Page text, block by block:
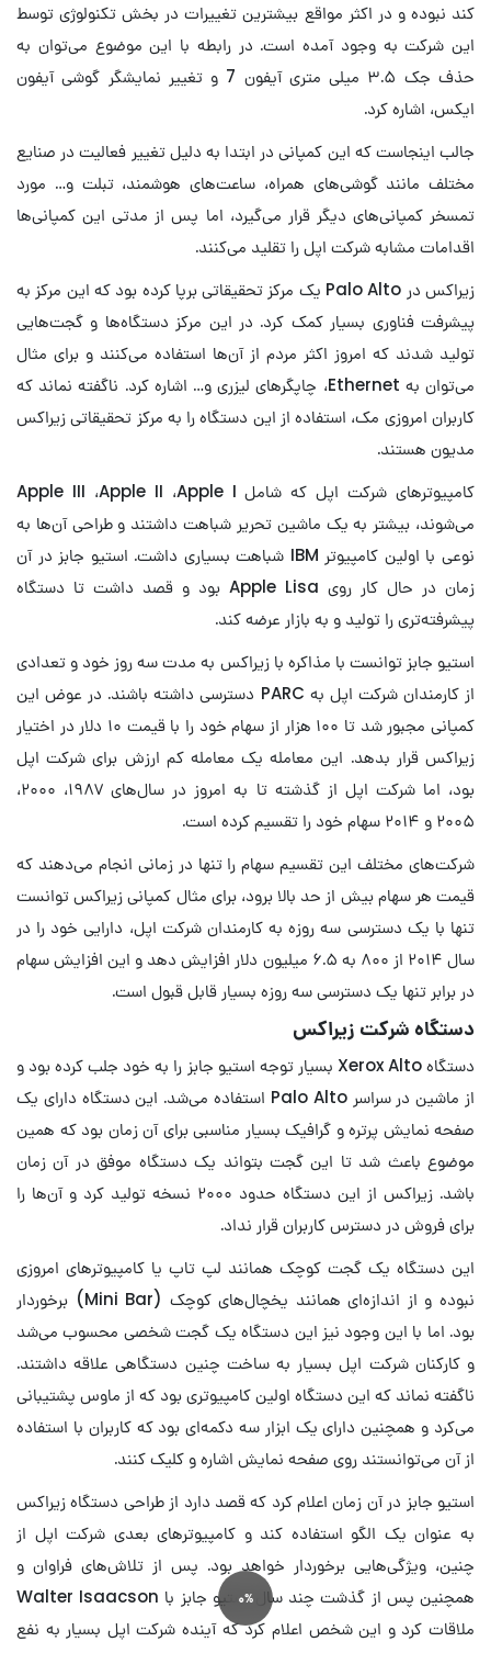
0%
کند نبوده و در اکثر مواقع بیشترین تغییرات در بخش تکنولوژی توسط
این شرکت به وجود آمده است. در رابطه با این موضوع می‌توان به
حذف جک ۳.۵ میلی متری آیفون 7 و تغییر نمایشگر گوشی آیفون
ایکس، اشاره کرد.
جالب اینجاست که این کمپانی در ابتدا به دلیل تغییر فعالیت در صنایع
مختلف مانند گوشی‌های همراه، ساعت‌های هوشمند، تبلت و… مورد
تمسخر کمپانی‌های دیگر قرار می‌گیرد، اما پس از مدتی این کمپانی‌ها
اقدامات مشابه شرکت اپل را تقلید می‌کنند.
زیراکس در Palo Alto یک مرکز تحقیقاتی برپا کرده بود که این مرکز به
پیشرفت فناوری بسیار کمک کرد. در این مرکز دستگاه‌ها و گجت‌هایی
تولید شدند که امروز اکثر مردم از آن‌ها استفاده می‌کنند و برای مثال
می‌توان به Ethernet، چاپگرهای لیزری و… اشاره کرد. ناگفته نماند که
کاربران امروزی مک، استفاده از این دستگاه را به مرکز تحقیقاتی زیراکس
مدیون هستند.
کامپیوترهای شرکت اپل که شامل Apple III ،Apple II ،Apple I
می‌شوند، بیشتر به یک ماشین تحریر شباهت داشتند و طراحی آن‌ها به
نوعی با اولین کامپیوتر IBM شباهت بسیاری داشت. استیو جابز در آن
زمان در حال کار روی Apple Lisa بود و قصد داشت تا دستگاه
پیشرفته‌تری را تولید و به بازار عرضه کند.
استیو جابز توانست با مذاکره با زیراکس به مدت سه روز خود و تعدادی
از کارمندان شرکت اپل به PARC دسترسی داشته باشند. در عوض این
کمپانی مجبور شد تا ۱۰۰ هزار از سهام خود را با قیمت ۱۰ دلار در اختیار
زیراکس قرار بدهد. این معامله یک معامله کم ارزش برای شرکت اپل
بود، اما شرکت اپل از گذشته تا به امروز در سال‌های ۱۹۸۷، ۲۰۰۰،
۲۰۰۵ و ۲۰۱۴ سهام خود را تقسیم کرده است.
شرکت‌های مختلف این تقسیم سهام را تنها در زمانی انجام می‌دهند که
قیمت هر سهام بیش از حد بالا برود، برای مثال کمپانی زیراکس توانست
تنها با یک دسترسی سه روزه به کارمندان شرکت اپل، دارایی خود را در
سال ۲۰۱۴ از ۸۰۰ به ۶.۵ میلیون دلار افزایش دهد و این افزایش سهام
در برابر تنها یک دسترسی سه روزه بسیار قابل قبول است.
دستگاه شرکت زیراکس
دستگاه Xerox Alto بسیار توجه استیو جابز را به خود جلب کرده بود و
از ماشین در سراسر Palo Alto استفاده می‌شد. این دستگاه دارای یک
صفحه نمایش پرتره و گرافیک بسیار مناسبی برای آن زمان بود که همین
موضوع باعث شد تا این گجت بتواند یک دستگاه موفق در آن زمان
باشد. زیراکس از این دستگاه حدود ۲۰۰۰ نسخه تولید کرد و آن‌ها را
برای فروش در دسترس کاربران قرار نداد.
این دستگاه یک گجت کوچک همانند لپ تاپ یا کامپیوترهای امروزی
نبوده و از اندازه‌ای همانند یخچال‌های کوچک (Mini Bar) برخوردار
بود. اما با این وجود نیز این دستگاه یک گجت شخصی محسوب می‌شد
و کارکنان شرکت اپل بسیار به ساخت چنین دستگاهی علاقه داشتند.
ناگفته نماند که این دستگاه اولین کامپیوتری بود که از ماوس پشتیبانی
می‌کرد و همچنین دارای یک ابزار سه دکمه‌ای بود که کاربران با استفاده
از آن می‌توانستند روی صفحه نمایش اشاره و کلیک کنند.
استیو جابز در آن زمان اعلام کرد که قصد دارد از طراحی دستگاه زیراکس
به عنوان یک الگو استفاده کند و کامپیوترهای بعدی شرکت اپل از
چنین، ویژگی‌هایی برخوردار خواهد بود. پس از تلاش‌های فراوان و
همچنین پس از گذشت چند سال استیو جابز با Walter Isaacson
ملاقات کرد و این شخص اعلام کرد که آینده شرکت اپل بسیار به نفع